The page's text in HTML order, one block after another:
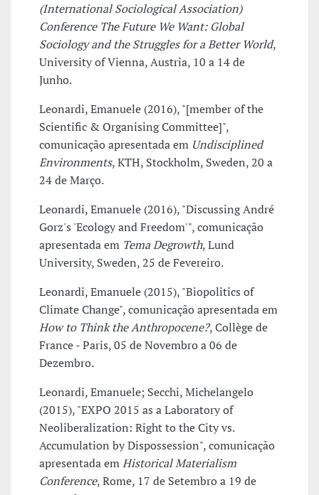
(International Sociological Association)
Conference The Future We Want: Global
Sociology and the Struggles for a Better World,
University of Vienna, Austria, 10 a 14 de
Junho.
Leonardi, Emanuele (2016), "[member of the
Scientific & Organising Committee]",
comunicação apresentada em Undisciplined
Environments, KTH, Stockholm, Sweden, 20 a
24 de Março.
Leonardi, Emanuele (2016), "Discussing André
Gorz's 'Ecology and Freedom'", comunicação
apresentada em Tema Degrowth, Lund
University, Sweden, 25 de Fevereiro.
Leonardi, Emanuele (2015), "Biopolitics of
Climate Change", comunicação apresentada em
How to Think the Anthropocene?, Collège de
France - Paris, 05 de Novembro a 06 de
Dezembro.
Leonardi, Emanuele; Secchi, Michelangelo
(2015), "EXPO 2015 as a Laboratory of
Neoliberalization: Right to the City vs.
Accumulation by Dispossession", comunicação
apresentada emHistorical Materialism
Conference, Rome, 17 de Setembro a 19 de